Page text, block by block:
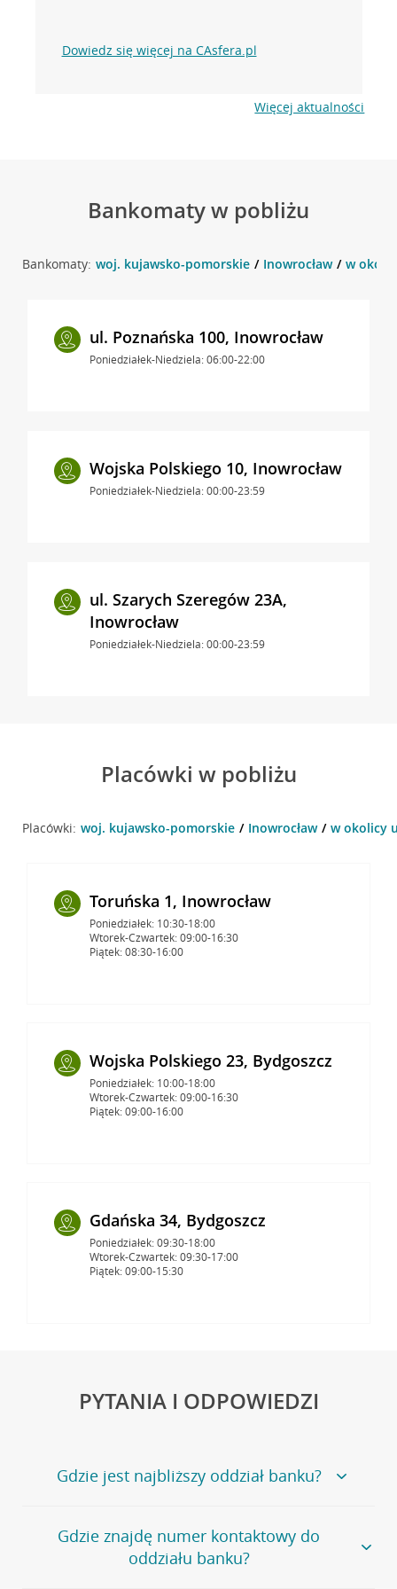
Dowiedz się więcej na CAsfera.pl
Więcej aktualności
Bankomaty w pobliżu
Bankomaty: woj. kujawsko-pomorskie Inowrocław w
ul. Poznańska 100, Inowrocław
Poniedziałek-Niedziela: 06:00-22:00
Wojska Polskiego 10, Inowrocław
Poniedziałek-Niedziela: 00:00-23:59
ul. Szarych Szeregów 23A,
Inowrocław
Poniedziałek-Niedziela: 00:00-23:59
Placówki w pobliżu
Placówki: woj. kujawsko-pomorskie Inowrocław w okolicy
Toruńska 1, Inowrocław
Poniedziałek: 10:30-18:00
Wtorek-Czwartek: 09:00-16:30
Piątek: 08:30-16:00
Wojska Polskiego 23, Bydgoszcz
Poniedziałek: 10:00-18:00
Wtorek-Czwartek: 09:00-16:30
Piątek: 09:00-16:00
Gdańska 34, Bydgoszcz
Poniedziałek: 09:30-18:00
Wtorek-Czwartek: 09:30-17:00
Piątek: 09:00-15:30
PYTANIA I ODPOWIEDZI
Gdzie jest najbliższy oddział banku?
Jeśli szukasz oddziału naszego banku, zapraszamy na
stronęPlacówki i bankomaty, na której znajduje się
wygodna wyszukiwarka.
Gdzie znajdę numer kontaktowy do
oddziału banku?